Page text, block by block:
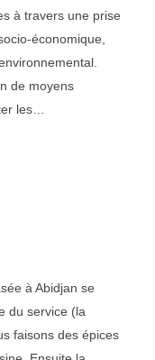
à travers une prise
économique,
de moyens
les…
à Abidjan se
du service (la
faisons des épices